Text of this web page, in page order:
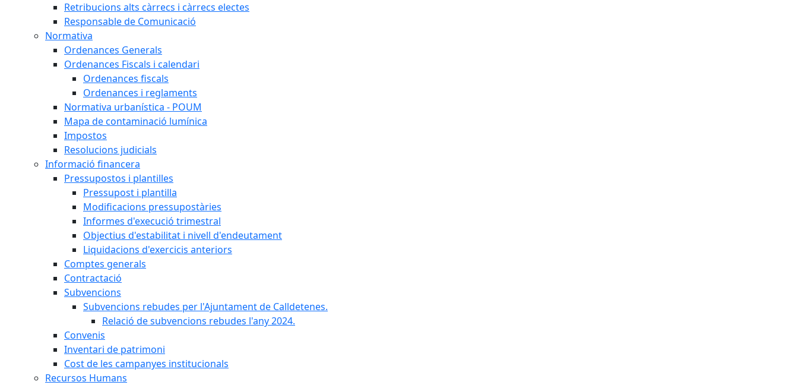
Retribucions alts càrrecs i càrrecs electes
Responsable de Comunicació
Normativa
Ordenances Generals
Ordenances Fiscals i calendari
Ordenances fiscals
Ordenances i reglaments
Normativa urbanística - POUM
Mapa de contaminació lumínica
Impostos
Resolucions judicials
Informació financera
Pressupostos i plantilles
Pressupost i plantilla
Modificacions pressupostàries
Informes d'execució trimestral
Objectius d'estabilitat i nivell d'endeutament
Liquidacions d'exercicis anteriors
Comptes generals
Contractació
Subvencions
Subvencions rebudes per l'Ajuntament de Calldetenes.
Relació de subvencions rebudes l'any 2024.
Convenis
Inventari de patrimoni
Cost de les campanyes institucionals
Recursos Humans